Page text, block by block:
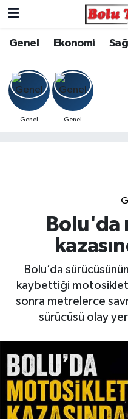
Genel Ekonomi
Genel Genel
Bolu'da
Bolu’da
kaybettiği motosiklet
sonra metrelerce
sürücüsü olay